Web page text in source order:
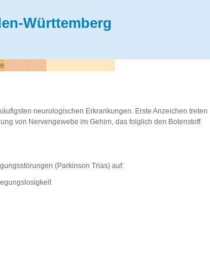
Württemberg
neurologischen Erkrankungen. Erste Anzeichen treten
von Nervengewebe im Gehirn, das folglich den Botenstoff
(Parkinson Trias) auf: